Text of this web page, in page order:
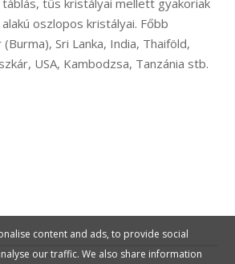
oszlopos kristályai. Főbb
Sri Lanka, India, Thaiföld,
USA, Kambodzsa, Tanzánia stb.
content and ads, to provide social
our traffic. We also share information